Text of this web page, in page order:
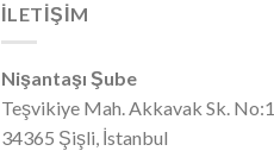
İLETİŞİM
Nişantaşı Şube
Teşvikiye Mah. Akkavak Sk.
34365 Şişli, İstanbul